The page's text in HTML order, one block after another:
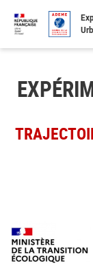
contenu
une
recherche